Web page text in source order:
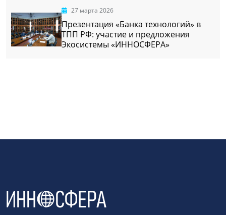
27 марта 2026
Презентация «Банка технологий» в
ТПП РФ: участие и предложения
Экосистемы «ИННОСФЕРА»